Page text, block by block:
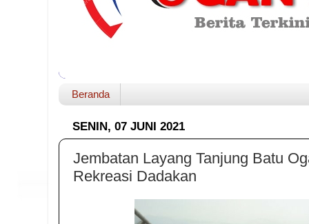
Beranda
SENIN, 07 JUNI 2021
Jembatan Layang Tanjung Batu
Rekreasi Dadakan